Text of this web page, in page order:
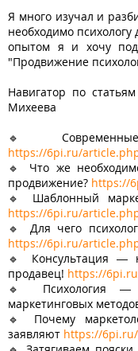
Я много изучал и
необходимо
опытом я и хочу
"Продвижение
Навигатор по
Михеева
🔹
https://6pi.ru/
🔹 Что же
продвижение? https://
🔹 Шаблонный
https://6pi.ru/
🔹 Для чего
https://6pi.ru/
🔹 Консультация —
продавец! https://
🔹 Психология —
маркетинговых
🔹 Почему
заявляют https://